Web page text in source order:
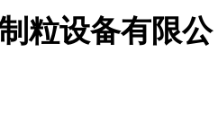
粒设备有限公